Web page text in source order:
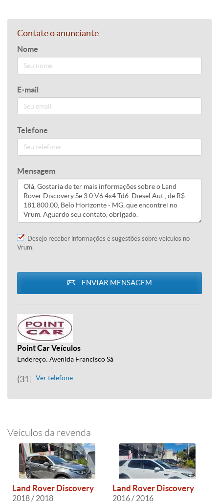
Contate o anunciante
Nome
E-mail
Telefone
Mensagem
Desejo receber informações e sugestões sobre veículos no
Vrum.
ENVIAR MENSAGEM
Point Car Veículos
Endereço: Avenida Francisco Sá
(31) 3373-0808
Ver telefone
Veículos da revenda
Land Rover Discovery
2018 / 2018
Land Rover Discovery
2016 / 2016